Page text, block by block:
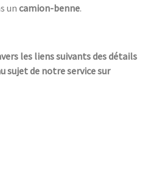
un camion-benne.
les liens suivants des détails
sujet de notre service sur